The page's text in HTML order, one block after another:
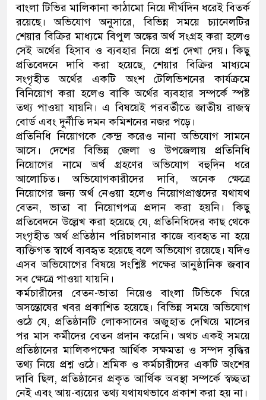
বাংলা টিভির মালিকানা কাঠামো নিয়ে দীর্ঘদিন ধরেই বিতর্ক
রয়েছে। অভিযোগ অনুসারে, বিভিন্ন সময়ে চ্যানেলটির
শেয়ার বিক্রির মাধ্যমে বিপুল অঙ্কের অর্থ সংগ্রহ করা হলেও
সেই অর্থের হিসাব ও ব্যবহার নিয়ে প্রশ্ন দেখা দেয়। কিছু
প্রতিবেদনে দাবি করা হয়েছে, শেয়ার বিক্রির মাধ্যমে
সংগৃহীত অর্থের একটি অংশ টেলিভিশনের কার্যক্রমে
বিনিয়োগ করা হলেও বাকি অর্থের ব্যবহার সম্পর্কে স্পষ্ট
তথ্য পাওয়া যায়নি। এ বিষয়েই পরবর্তীতে জাতীয় রাজস্ব
বোর্ড এবং দুর্নীতি দমন কমিশনের নজর পড়ে।
প্রতিনিধি নিয়োগকে কেন্দ্র করেও নানা অভিযোগ সামনে
আসে। দেশের বিভিন্ন জেলা ও উপজেলায় প্রতিনিধি
নিয়োগের নামে অর্থ গ্রহণের অভিযোগ বহুদিন ধরে
আলোচিত। অভিযোগকারীদের দাবি, অনেক ক্ষেত্রে
নিয়োগের জন্য অর্থ নেওয়া হলেও নিয়োগপ্রাপ্তদের যথাযথ
বেতন, ভাতা বা নিয়োগপত্র প্রদান করা হয়নি। কিছু
প্রতিবেদনে উল্লেখ করা হয়েছে যে, প্রতিনিধিদের কাছ থেকে
সংগৃহীত অর্থ প্রতিষ্ঠান পরিচালনার কাজে ব্যবহৃত না হয়ে
ব্যক্তিগত স্বার্থে ব্যবহৃত হয়েছে বলে অভিযোগ রয়েছে। যদিও
এসব অভিযোগের বিষয়ে সংশ্লিষ্ট পক্ষের আনুষ্ঠানিক জবাব
সব ক্ষেত্রে পাওয়া যায়নি।
কর্মচারীদের বেতন-ভাতা নিয়েও বাংলা টিভিকে ঘিরে
অসন্তোষের খবর প্রকাশিত হয়েছে। বিভিন্ন সময়ে অভিযোগ
ওঠে যে, প্রতিষ্ঠানটি লোকসানের অজুহাত দেখিয়ে মাসের
পর মাস কর্মীদের বেতন প্রদান করেনি। অথচ একই সময়ে
প্রতিষ্ঠানের মালিকপক্ষের আর্থিক সক্ষমতা ও সম্পদ বৃদ্ধির
তথ্য নিয়ে প্রশ্ন ওঠে। শ্রমিক ও কর্মচারীদের একটি অংশের
দাবি ছিল, প্রতিষ্ঠানের প্রকৃত আর্থিক অবস্থা সম্পর্কে স্বচ্ছতা
নেই এবং আয়-ব্যয়ের তথ্য যথাযথভাবে প্রকাশ করা হয় না।